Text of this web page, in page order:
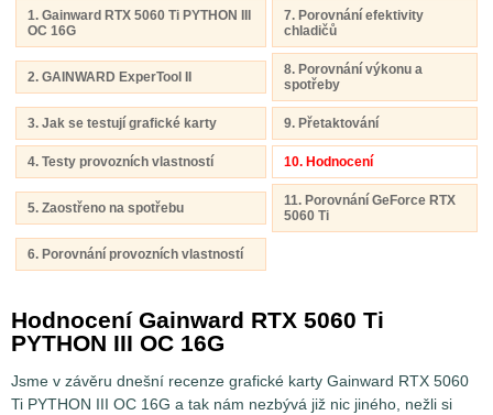
1. Gainward RTX 5060 Ti PYTHON III
OC 16G
7. Porovnání efektivity
chladičů
2. GAINWARD ExperTool II
8. Porovnání výkonu a
spotřeby
3. Jak se testují grafické karty 9. Přetaktování
4. Testy provozních vlastností 10. Hodnocení
5. Zaostřeno na spotřebu
11. Porovnání GeForce RTX
5060 Ti
6. Porovnání provozních vlastností
Hodnocení Gainward RTX 5060 Ti
PYTHON III OC 16G
Jsme v závěru dnešní recenze grafické karty Gainward RTX 5060
Ti PYTHON III OC 16G a tak nám nezbývá již nic jiného, nežli si